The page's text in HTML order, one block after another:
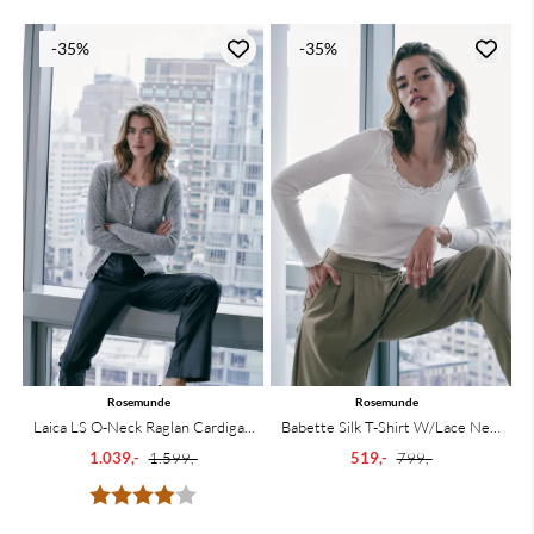
-35%
Karakter:
Rosemunde
Laica LS O-Neck Raglan Cardigan
Light Grey ...
1.039,- 1.599,-
-35%
Rosemunde
Babette Silk T-Shirt W/Lace New
White
519,- 799,-